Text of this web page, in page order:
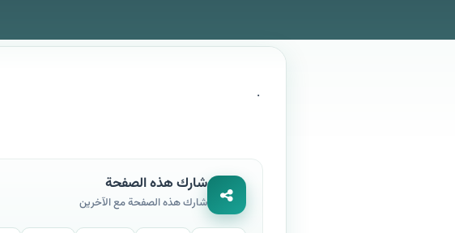
.
شارك هذه الصفحة
شارك هذه الصفحة مع الآخرين